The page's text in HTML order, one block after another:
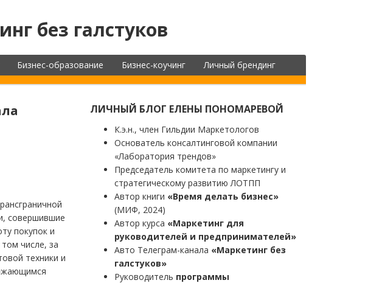
без галстуков
Бизнес-образование Бизнес-коучинг Личный брендинг
совершившие
покупок и
числе, за
техники и
ЛИЧНЫЙ БЛОГ ЕЛЕНЫ ПОНОМАРЕВОЙ
К.э.н., член Гильдии Маркетологов
Основатель консалтинговой компании
«Лаборатория трендов»
Председатель комитета по маркетингу и
стратегическому развитию ЛОТПП
Автор книги «Время делать бизнес»
(МИФ, 2024)
Автор курса «Маркетинг для
руководителей и предпринимателей»
Авто Телеграм-канала «Маркетинг без
галстуков»
Руководитель программы